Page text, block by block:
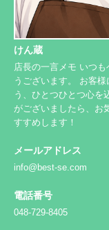
けん蔵
店長の一言メモ いつ
うございます。 お客
う、ひとつひとつ心を
がございましたら、お
すすめします！
メールアドレス
info@best-se.com
電話番号
048-729-8405